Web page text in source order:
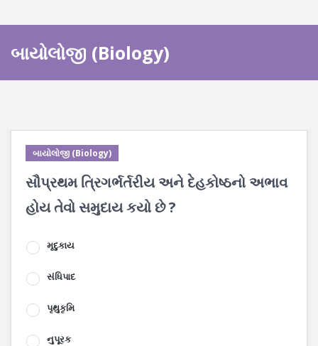
બાયોલોજી (Biology)
બાયોલોજી (Biology)
સૌપ્રથમ ત્રિગર્ભર્તરીય અને દેહકોષ્ઠનો અભાવ
હોય તેવો સમુદાય કયો છે ?
મૃદુકાય
સંધિપાદ
પૃથુકૃમિ
નુપૂરક